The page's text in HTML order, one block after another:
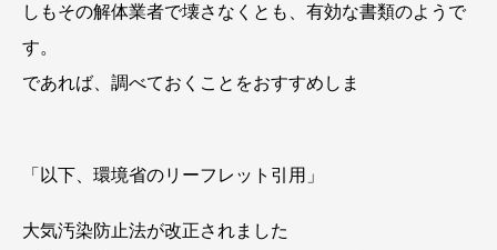
しもその解体業者で壊さなくとも、有効な書類のようで
す。
であれば、調べておくことをおすすめしま
「以下、環境省のリーフレット引用」
大気汚染防止法が改正されました